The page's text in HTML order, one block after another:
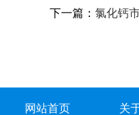
下一篇： 氯化钙
网站首页 关